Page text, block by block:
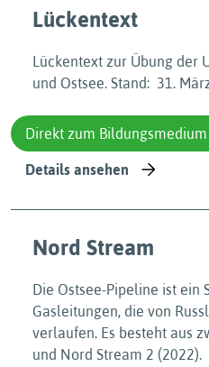
Lückentext
Lückentext zur Übung der
und Ostsee. Stand: 31.
Direkt zum Bildungsmedium
Details ansehen
Nord Stream
Die Ostsee-Pipeline ist ein
Gasleitungen, die von
verlaufen. Es besteht aus
und Nord Stream 2 (2022).